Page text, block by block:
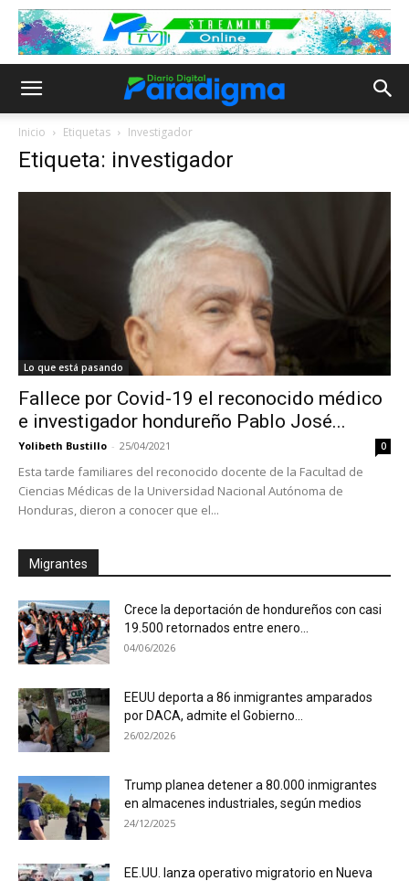
Inicio Etiquetas Investigador
Etiqueta: investigador
Lo que está pasando
Fallece por Covid-19 el reconocido médico
e investigador hondureño Pablo José...
Yolibeth Bustillo - 25/04/2021 0
Esta tarde familiares del reconocido docente de la Facultad de
Ciencias Médicas de la Universidad Nacional Autónoma de
Honduras, dieron a conocer que el...
Migrantes
Crece la deportación de hondureños con casi
19.500 retornados entre enero...
04/06/2026
EEUU deporta a 86 inmigrantes amparados
por DACA, admite el Gobierno...
26/02/2026
Trump planea detener a 80.000 inmigrantes
en almacenes industriales, según medios
24/12/2025
EE.UU. lanza operativo migratorio en Nueva